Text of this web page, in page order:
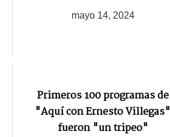
mayo 14, 2024
Primeros 100 programas de
"Aquí con Ernesto Villegas"
fueron "un tripeo"